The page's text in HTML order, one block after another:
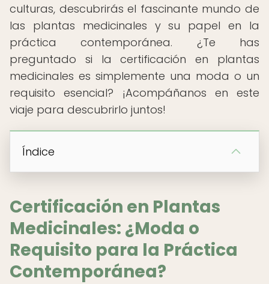
culturas, descubrirás el fascinante mundo de
las plantas medicinales y su papel en la
práctica contemporánea. ¿Te has
preguntado si la certificación en plantas
medicinales es simplemente una moda o un
requisito esencial? ¡Acompáñanos en este
viaje para descubrirlo juntos!
Índice
Certificación en Plantas
Medicinales: ¿Moda o
Requisito para la Práctica
Contemporánea?